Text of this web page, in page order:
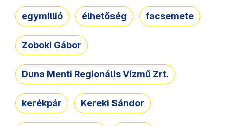
egymillió élhetőség facsemete
Zoboki Gábor
Duna Menti Regionális Vízmű Zrt.
kerékpár Kereki Sándor